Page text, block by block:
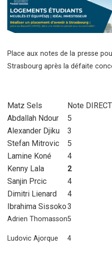
Place aux notes de la presse
Strasbourg après la défaite
Matz Sels
Note
Abdallah Ndour
5
Alexander Djiku
3
Stefan Mitrovic
5
Lamine Koné
4
Kenny Lala
2
Sanjin Prcic
4
Dimitri Lienard
4
Ibrahima Sissoko3
Adrien Thomasson
Ludovic Ajorque
5
4